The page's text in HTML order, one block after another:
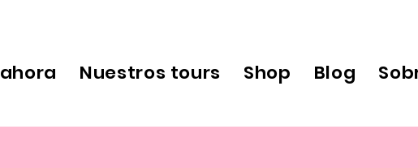
Nuestros tours Shop Blog